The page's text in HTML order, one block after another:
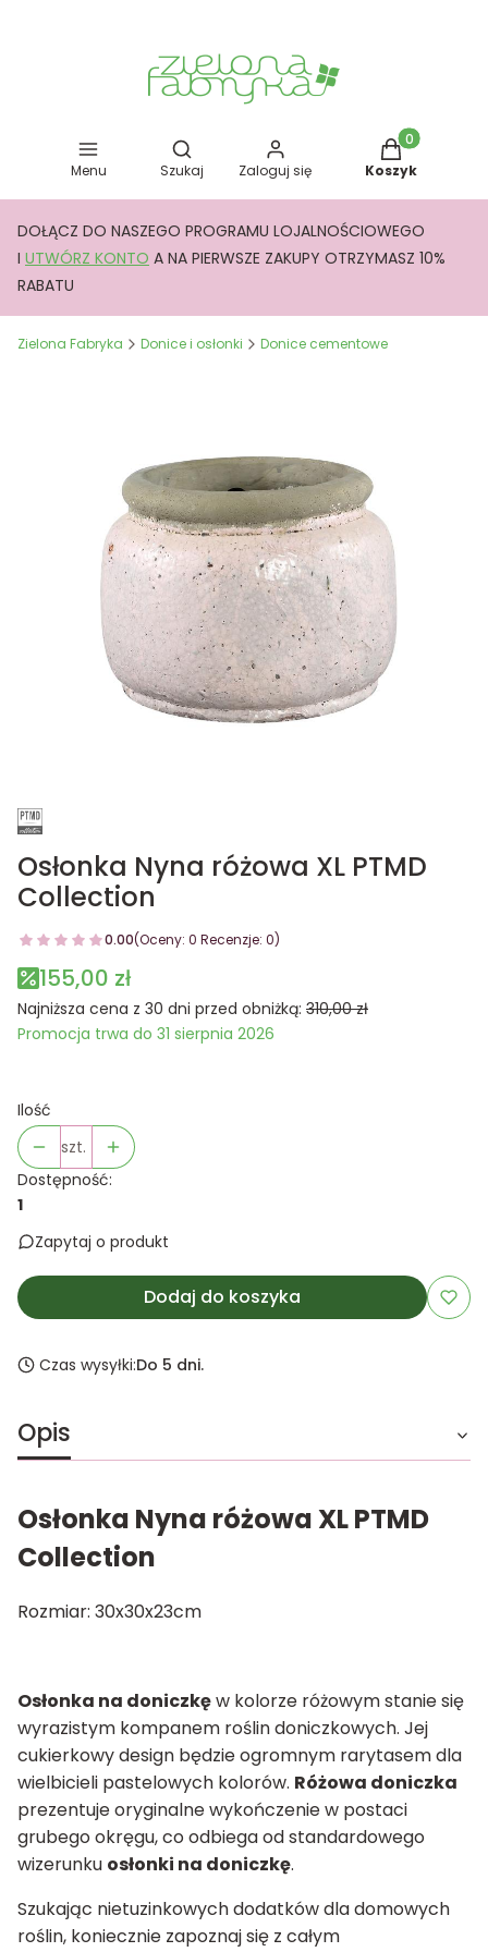
Menu
Otwórz wyszukiwarkę
Szukaj Zaloguj się
Produkty w
Koszyk
DOŁĄCZ DO NASZEGO PROGRAMU LOJALNOŚCIOWEGO
I UTWÓRZ KONTO A NA PIERWSZE ZAKUPY OTRZYMASZ 10%
RABATU
Zielona Fabryka Donice i osłonki Donice cementowe
Osłonka Nyna różowa XL PTMD
Collection
0.00(Oceny: 0 Recenzje: 0)
155,00 zł
Najniższa cena z 30 dni przed obniżką: 310,00 zł
Promocja trwa do 31 sierpnia 2026
Ilość
szt.
Dostępność:
1
Zapytaj o produkt
Dodaj do koszyka
Czas wysyłki:Do 5 dni.
Opis
Osłonka Nyna różowa XL PTMD
Collection
Rozmiar: 30x30x23cm
Osłonka na doniczkęw kolorze różowym stanie się
wyrazistym kompanem roślin doniczkowych. Jej
cukierkowy design będzie ogromnym rarytasem dla
wielbicieli pastelowych kolorów. Różowa doniczka
prezentuje oryginalne wykończenie w postaci
grubego okręgu, co odbiega od standardowego
wizerunku osłonki na doniczkę.
Szukając nietuzinkowych dodatków dla domowych
roślin, koniecznie zapoznaj się z całym